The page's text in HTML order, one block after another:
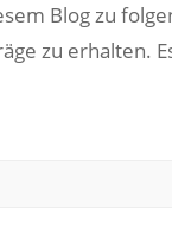
Blog zu
zu erhalten.